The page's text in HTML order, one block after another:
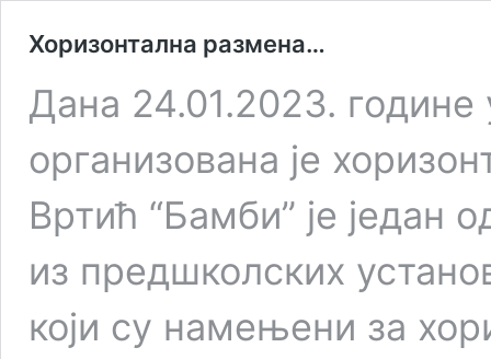
Хоризонтална размена…
Дана 24.01.2023. године
организована је
Вртић “Бамби” је један
из предшколских
који су намењени за